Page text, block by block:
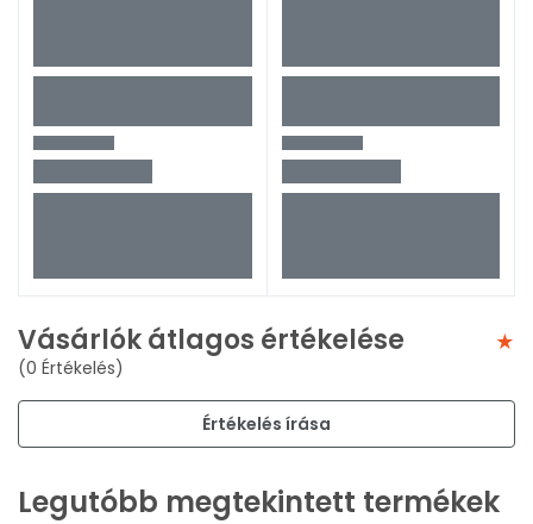
Vásárlók átlagos értékelése
(0 Értékelés)
Értékelés írása
Legutóbb megtekintett termékek